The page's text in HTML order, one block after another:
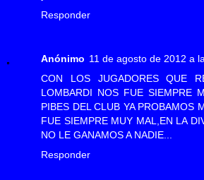
Responder
Anónimo 11 de agosto de 2012 a
CON LOS JUGADORES QUE
LOMBARDI NOS FUE SIEMPRE
PIBES DEL CLUB YA PROBAMOS
FUE SIEMPRE MUY MAL,EN LA
NO LE GANAMOS A NADIE...
Responder